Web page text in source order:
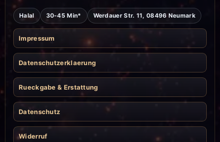
Halal 30-45 Min* Werdauer Str. 11, 08496 Neumark
Impressum
Datenschutzerklaerung
Rueckgabe & Erstattung
Datenschutz
Widerruf